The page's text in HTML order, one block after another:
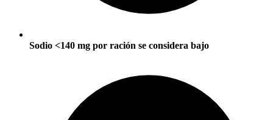
Sodio <140 mg por ración se considera bajo